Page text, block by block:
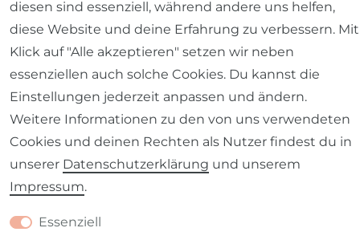
Barrierefreiheitserklärung Widerrufs­recht
VERTRAG WIDERRUFEN
diesen sind essenziell, während andere uns helfen,
diese Website und deine Erfahrung zu verbessern. Mit
Klick auf "Alle akzeptieren" setzen wir neben
essenziellen auch solche Cookies. Du kannst die
Einstellungen jederzeit anpassen und ändern.
Weitere Informationen zu den von uns verwendeten
Cookies und deinen Rechten als Nutzer findest du in
unserer Daten­schutz­erklärung und unserem
Impressum.
Essenziell